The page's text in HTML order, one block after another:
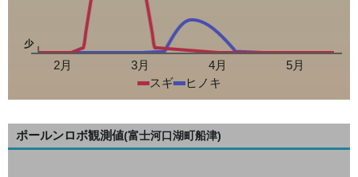
少
2月 3月 4月
5月
スギ
ヒノキ
ポールンロボ観測値(富士河口湖町船津)